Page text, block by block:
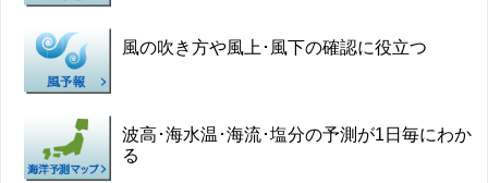
風の吹き方や風上･風下の確認に役立つ
波高･海水温･海流･塩分の予測が1日毎にわか
る